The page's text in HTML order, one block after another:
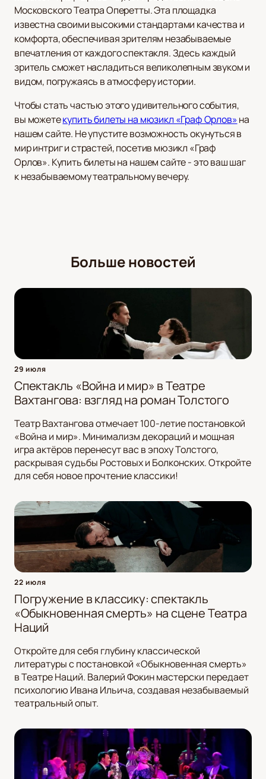
Московского Театра Оперетты. Эта площадка
известна своими высокими стандартами качества и
комфорта, обеспечивая зрителям незабываемые
впечатления от каждого спектакля. Здесь каждый
зритель сможет насладиться великолепным звуком и
видом, погружаясь в атмосферу истории.
Чтобы стать частью этого удивительного события,
вы можетекупить билеты на мюзикл «Граф Орлов»на
нашем сайте. Не упустите возможность окунуться в
мир интриг и страстей, посетив мюзикл «Граф
Орлов». Купить билеты на нашем сайте - это ваш шаг
к незабываемому театральному вечеру.
Больше новостей
29 июля
Спектакль «Война и мир» в Театре
Вахтангова: взгляд на роман Толстого
Театр Вахтангова отмечает 100-летие постановкой
«Война и мир». Минимализм декораций и мощная
игра актёров перенесут вас в эпоху Толстого,
раскрывая судьбы Ростовых и Болконских. Откройте
для себя новое прочтение классики!
22 июля
Погружение в классику: спектакль
«Обыкновенная смерть» на сцене Театра
Наций
Откройте для себя глубину классической
литературы с постановкой «Обыкновенная смерть»
в Театре Наций. Валерий Фокин мастерски передает
психологию Ивана Ильича, создавая незабываемый
театральный опыт.